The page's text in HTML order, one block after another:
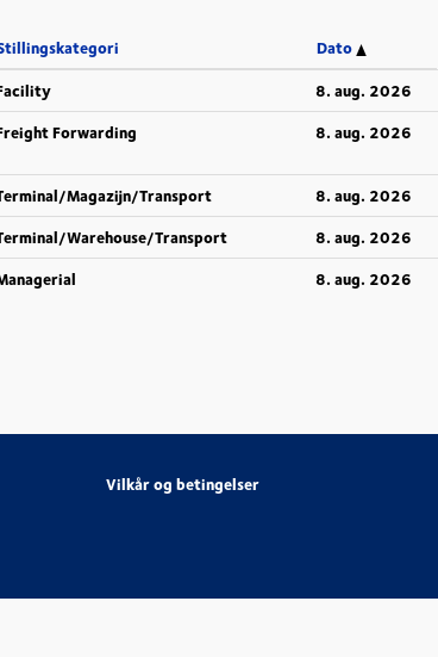
Dato
8. aug. 2026
Forwarding 8. aug. 2026
Magazijn/Transport
8. aug. 2026
Warehouse/Transport
8. aug. 2026
8. aug. 2026
Vilkår og betingelser